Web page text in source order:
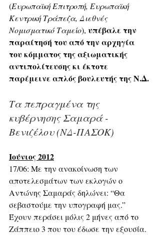
(Ευρωπαϊκή Επιτροπή, Ευρωπαϊκή
Κεντρική Τράπεζα, Διεθνές
Νομισματικό Ταμείο), υπέβαλε την
παραίτησή του από την αρχηγία
του κόμματος της αξιωματικής
αντιπολίτευσης κι έκτοτε
παρέμεινε απλός βουλευτής της Ν.Δ.
Τα πεπραγμένα της
κυβέρνησης Σαμαρά -
Βενιζέλου (ΝΔ-ΠΑΣΟΚ)
Ιούνιος 2012
17/06: Με την ανακοίνωση των
αποτελεσμάτων των εκλογών ο
Αντώνης Σαμαράς δηλώνει: “Θα
σεβαστούμε την υπογραφή μας.”
Έχουν περάσει μόλις 2 μήνες από το
Ζάππειο 3 που του έδωσε την εξουσία.